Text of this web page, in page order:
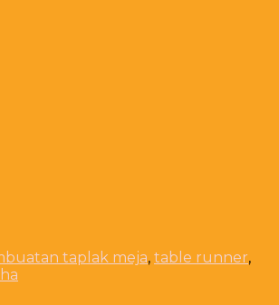
taplak meja, table runner,